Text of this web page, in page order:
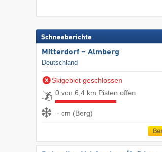
Schneeberichte
Mitterdorf – Almberg
Deutschland
Skigebiet geschlossen
0 von 6,4 km Pisten offen
- cm (Berg)